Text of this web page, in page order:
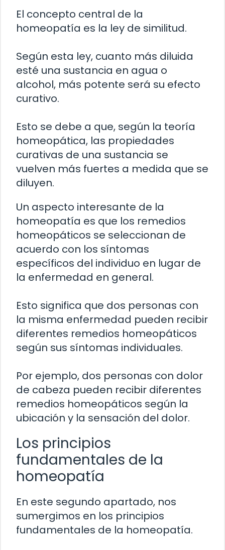
El concepto central de la
homeopatía es la ley de similitud.
Según esta ley, cuanto más diluida
esté una sustancia en agua o
alcohol, más potente será su efecto
curativo.
Esto se debe a que, según la teoría
homeopática, las propiedades
curativas de una sustancia se
vuelven más fuertes a medida que se
diluyen.
Un aspecto interesante de la
homeopatía es que los remedios
homeopáticos se seleccionan de
acuerdo con los síntomas
específicos del individuo en lugar de
la enfermedad en general.
Esto significa que dos personas con
la misma enfermedad pueden recibir
diferentes remedios homeopáticos
según sus síntomas individuales.
Por ejemplo, dos personas con dolor
de cabeza pueden recibir diferentes
remedios homeopáticos según la
ubicación y la sensación del dolor.
Los principios
fundamentales de la
homeopatía
En este segundo apartado, nos
sumergimos en los principios
fundamentales de la homeopatía.